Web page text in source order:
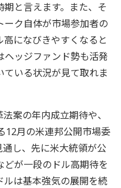
と言えます。また、そ
ーク自体が市場参加者の
になびきやすくなると
ヘッジファンド勢も活発
いる状況が見て取れま
案の年内成立期待や、
12月の米連邦公開市場委
し、先に米大統領が公
が一段のドル高期待を
は基本強気の展開を続